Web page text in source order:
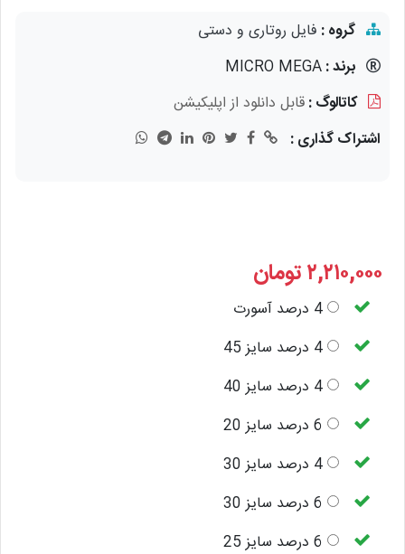
گروه : فایل روتاری و دستی
برند :MICRO MEGA
کاتالوگ :قابل دانلود از اپلیکیشن
اشتراک گذاری :
۲,۲۱۰,۰۰۰تومان